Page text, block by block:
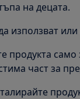
на децата.
използват
продукта
част за